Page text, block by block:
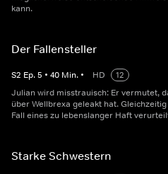
kann.
Der Fallensteller
S2 Ep.5 • 40 Min. • HD
12
Julian wird misstrauisch: Er vermutet,
über Wellbrexa geleakt hat.
Fall eines zu lebenslanger Haft
Starke Schwestern